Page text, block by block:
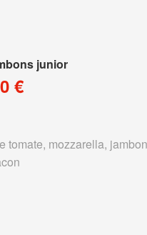
junior
€
tomate, mozzarella,